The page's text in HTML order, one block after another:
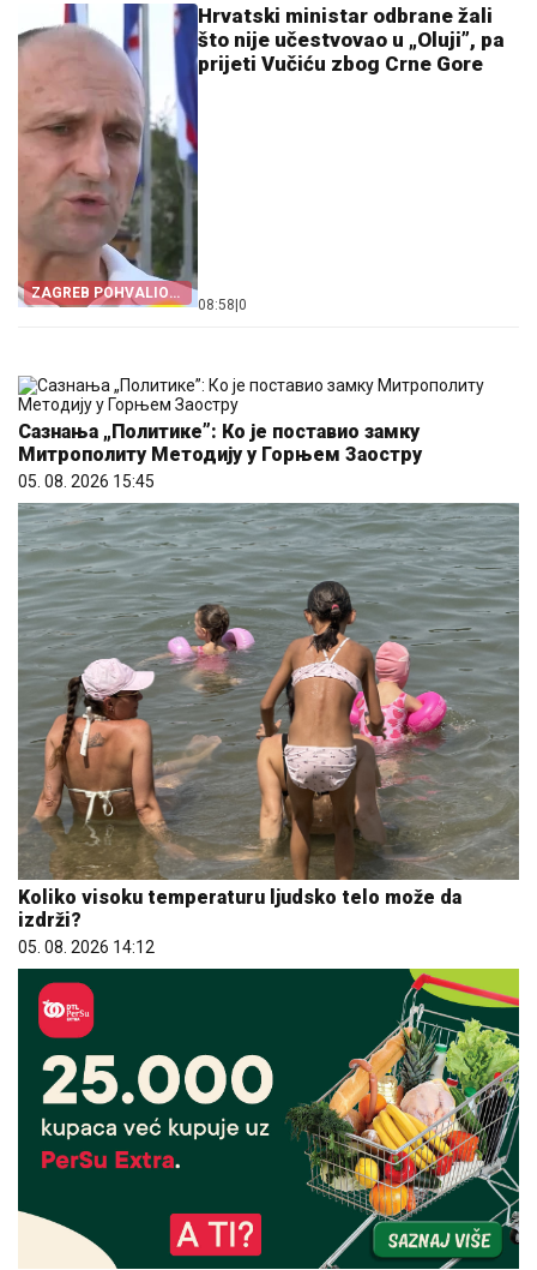
ZAGREB POHVALIO
CRNU GORU
Hrvatski ministar odbrane žali
što nije učestvovao u „Oluji”, pa
prijeti Vučiću zbog Crne Gore
08:58 0
Сазнања „Политике”: Ко је поставио замку
Митрополиту Методију у Горњем Заостру
05. 08. 2026 15:45
Koliko visoku temperaturu ljudsko telo može da
izdrži?
05. 08. 2026 14:12